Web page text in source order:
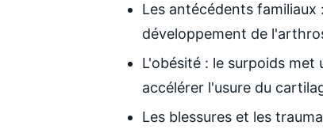
Les antécédents
développement de
L'obésité : le surpoids met
accélérer l'usure du
Les blessures et les